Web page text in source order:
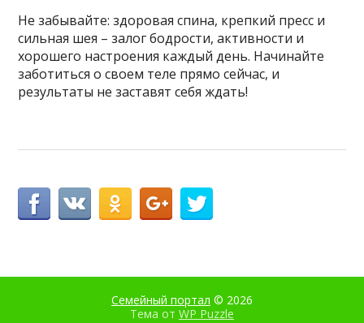
Не забывайте: здоровая спина, крепкий пресс и
сильная шея – залог бодрости, активности и
хорошего настроения каждый день. Начинайте
заботиться о своем теле прямо сейчас, и
результаты не заставят себя ждать!
Семейный портал © 2026
Тема от WP Puzzle